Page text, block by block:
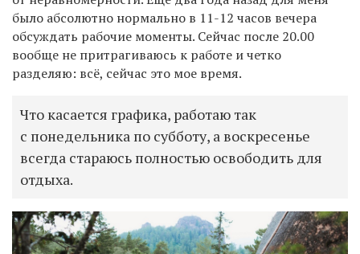
было абсолютно нормально в 11-12 часов вечера
обсуждать рабочие моменты. Сейчас после 20.00
вообще не притрагиваюсь к работе и четко
разделяю: всё, сейчас это мое время.
Что касается графика, работаю так
с понедельника по субботу, а воскресенье
всегда стараюсь полностью освободить для
отдыха.